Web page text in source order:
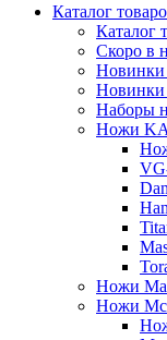
Каталог
Каталог
Скоро в
Новинки
Новинки
Наборы
Ножи
Ножи
Ножи